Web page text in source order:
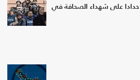
حدادا على شهداء الصحافة في